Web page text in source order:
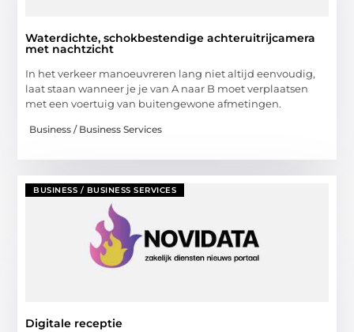
Waterdichte, schokbestendige achteruitrijcamera
met nachtzicht
In het verkeer manoeuvreren lang niet altijd eenvoudig,
laat staan wanneer je je van A naar B moet verplaatsen
met een voertuig van buitengewone afmetingen.
Business / Business Services
BUSINESS / BUSINESS SERVICES
Digitale receptie